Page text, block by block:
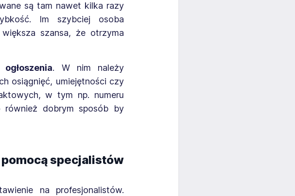
są tam nawet kilka razy
Im szybciej osoba
szansa, że otrzyma
. W nim należy
osiągnięć, umiejętności czy
w tym np. numeru
również dobrym sposób by
specjalistów
na profesjonalistów.